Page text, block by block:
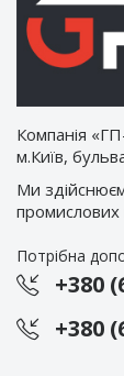
Компанія
м.Київ,
Ми
промислових
Потрібна
+380
+380